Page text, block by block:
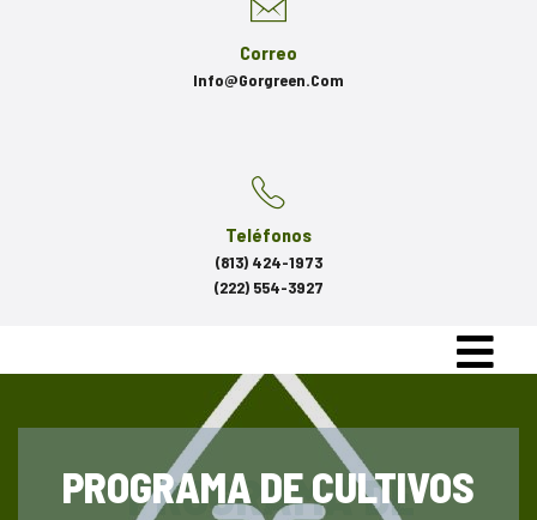
Correo
Info@gorgreen.com
Teléfonos
(813) 424-1973
(222) 554-3927
PROGRAMA DE CULTIVOS